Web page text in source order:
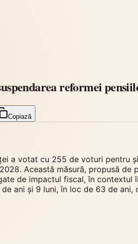
reformei
Copiază
a votat cu 255 de voturi
Această măsură, propusă
de impactul fiscal, în
ani și 9 luni, în loc de 63 de